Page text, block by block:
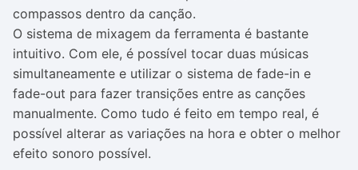
compassos dentro da canção.
O sistema de mixagem da ferramenta é bastante
intuitivo. Com ele, é possível tocar duas músicas
simultaneamente e utilizar o sistema de fade-in e
fade-out para fazer transições entre as canções
manualmente. Como tudo é feito em tempo real, é
possível alterar as variações na hora e obter o melhor
efeito sonoro possível.